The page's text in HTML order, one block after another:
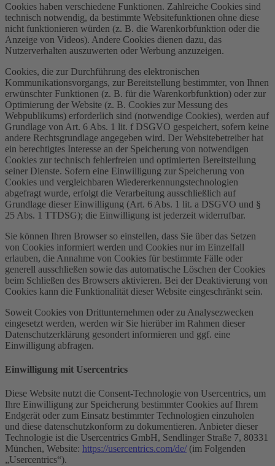
Cookies haben verschiedene Funktionen. Zahlreiche Cookies sind
technisch notwendig, da bestimmte Websitefunktionen ohne diese
nicht funktionieren würden (z. B. die Warenkorbfunktion oder die
Anzeige von Videos). Andere Cookies dienen dazu, das
Nutzerverhalten auszuwerten oder Werbung anzuzeigen.
Cookies, die zur Durchführung des elektronischen
Kommunikationsvorgangs, zur Bereitstellung bestimmter, von Ihnen
erwünschter Funktionen (z. B. für die Warenkorbfunktion) oder zur
Optimierung der Website (z. B. Cookies zur Messung des
Webpublikums) erforderlich sind (notwendige Cookies), werden auf
Grundlage von Art. 6 Abs. 1 lit. f DSGVO gespeichert, sofern keine
andere Rechtsgrundlage angegeben wird. Der Websitebetreiber hat
ein berechtigtes Interesse an der Speicherung von notwendigen
Cookies zur technisch fehlerfreien und optimierten Bereitstellung
seiner Dienste. Sofern eine Einwilligung zur Speicherung von
Cookies und vergleichbaren Wiedererkennungstechnologien
abgefragt wurde, erfolgt die Verarbeitung ausschließlich auf
Grundlage dieser Einwilligung (Art. 6 Abs. 1 lit. a DSGVO und §
25 Abs. 1 TTDSG); die Einwilligung ist jederzeit widerrufbar.
Sie können Ihren Browser so einstellen, dass Sie über das Setzen
von Cookies informiert werden und Cookies nur im Einzelfall
erlauben, die Annahme von Cookies für bestimmte Fälle oder
generell ausschließen sowie das automatische Löschen der Cookies
beim Schließen des Browsers aktivieren. Bei der Deaktivierung von
Cookies kann die Funktionalität dieser Website eingeschränkt sein.
Soweit Cookies von Drittunternehmen oder zu Analysezwecken
eingesetzt werden, werden wir Sie hierüber im Rahmen dieser
Datenschutzerklärung gesondert informieren und ggf. eine
Einwilligung abfragen.
Einwilligung mit Usercentrics
Diese Website nutzt die Consent-Technologie von Usercentrics, um
Ihre Einwilligung zur Speicherung bestimmter Cookies auf Ihrem
Endgerät oder zum Einsatz bestimmter Technologien einzuholen
und diese datenschutzkonform zu dokumentieren. Anbieter dieser
Technologie ist die Usercentrics GmbH, Sendlinger Straße 7, 80331
München, Website: https://usercentrics.com/de/ (im Folgenden
„Usercentrics“).